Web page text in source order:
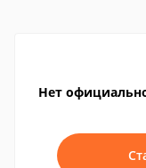
Нет